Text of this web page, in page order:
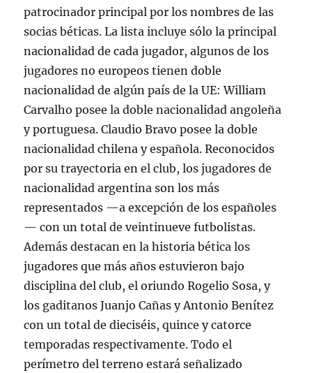
patrocinador principal por los nombres de las
socias béticas. La lista incluye sólo la principal
nacionalidad de cada jugador, algunos de los
jugadores no europeos tienen doble
nacionalidad de algún país de la UE: William
Carvalho posee la doble nacionalidad angoleña
y portuguesa. Claudio Bravo posee la doble
nacionalidad chilena y española. Reconocidos
por su trayectoria en el club, los jugadores de
nacionalidad argentina son los más
representados —a excepción de los españoles
— con un total de veintinueve futbolistas.
Además destacan en la historia bética los
jugadores que más años estuvieron bajo
disciplina del club, el oriundo Rogelio Sosa, y
los gaditanos Juanjo Cañas y Antonio Benítez
con un total de dieciséis, quince y catorce
temporadas respectivamente. Todo el
perímetro del terreno estará señalizado